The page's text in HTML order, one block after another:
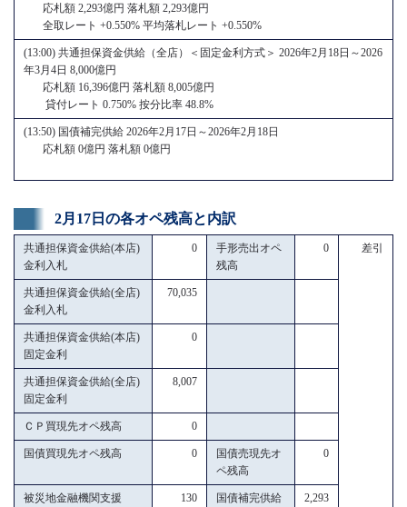
応札額 2,293億円 落札額 2,293億円
全取レート +0.550% 平均落札レート +0.550%
(13:00) 共通担保資金供給（全店）＜固定金利方式＞ 2026年2月18日～2026
年3月4日 8,000億円
応札額 16,396億円 落札額 8,005億円
貸付レート 0.750% 按分比率 48.8%
(13:50) 国債補完供給 2026年2月17日～2026年2月18日
応札額 0億円 落札額 0億円
2月17日の各オペ残高と内訳
共通担保資金供給(本店)
金利入札
0
手形売出オペ
残高
0 差引
共通担保資金供給(全店)
金利入札
70,035
共通担保資金供給(本店)
固定金利
0
共通担保資金供給(全店)
固定金利
8,007
ＣＰ買現先オペ残高 0
国債買現先オペ残高 0
国債売現先オ
ペ残高
0
被災地金融機関支援 130
国債補完供給
2,293